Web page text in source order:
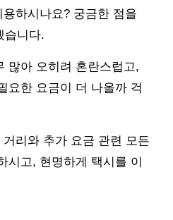
하시나요? 궁금한 점을
습니다.
많아 오히려 혼란스럽고,
요한 요금이 더 나올까 걱
리와 추가 요금 관련 모든
시고, 현명하게 택시를 이